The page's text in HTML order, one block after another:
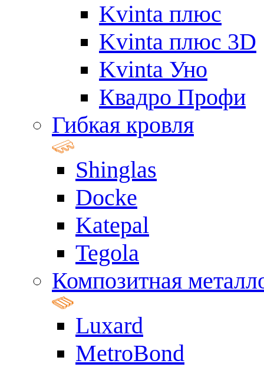
Kvinta плюс
Kvinta плюс 3D
Kvinta Уно
Квадро Профи
Гибкая кровля
Shinglas
Docke
Katepal
Tegola
Композитная
Luxard
MetroBond